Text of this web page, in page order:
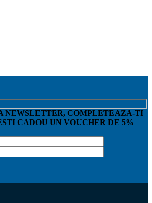
NEWSLETTER, COMPLETEAZA-TI
CADOU UN VOUCHER DE 5%